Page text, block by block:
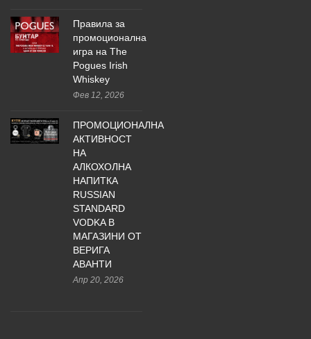
Правила за
промоционална
игра на The
Pogues Irish
Whiskey
Фев 12, 2026
ПРОМОЦИОНАЛНА
АКТИВНОСТ
НА
АЛКОХОЛНА
НАПИТКА
RUSSIAN
STANDARD
VODKA В
МАГАЗИНИ ОТ
ВЕРИГА
АВАНТИ
Апр 20, 2026